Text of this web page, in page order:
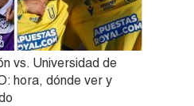
vs. Universidad de
hora, dónde ver y